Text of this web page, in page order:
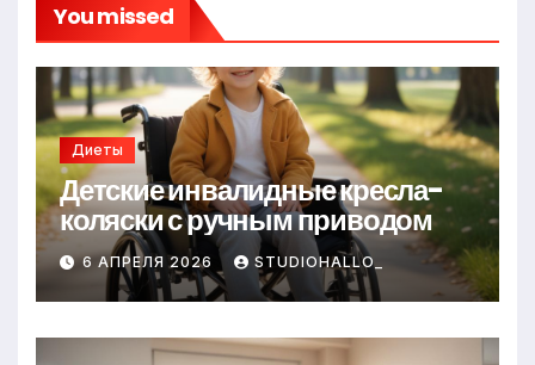
You missed
Диеты
Детские инвалидные кресла-
коляски с ручным приводом
6 АПРЕЛЯ 2026 STUDIOHALLO_